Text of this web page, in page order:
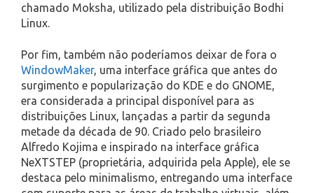
chamado Moksha, utilizado pela distribuição Bodhi
Linux.
Por fim, também não poderíamos deixar de fora o
WindowMaker, uma interface gráfica que antes do
surgimento e popularização do KDE e do GNOME,
era considerada a principal disponível para as
distribuições Linux, lançadas a partir da segunda
metade da década de 90. Criado pelo brasileiro
Alfredo Kojima e inspirado na interface gráfica
NeXTSTEP (proprietária, adquirida pela Apple), ele se
destaca pelo minimalismo, entregando uma interface